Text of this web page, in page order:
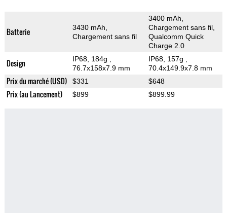
Batterie
3430 mAh,
Chargement sans fil
3400 mAh,
Chargement sans fil,
Qualcomm Quick
Charge 2.0
Design IP68, 184g
76.7x158x7.9 mm
IP68, 157g
70.4x149.9x7.8 mm
Prix du marché (USD) $331 $648
Prix (au Lancement) $899 $899.99